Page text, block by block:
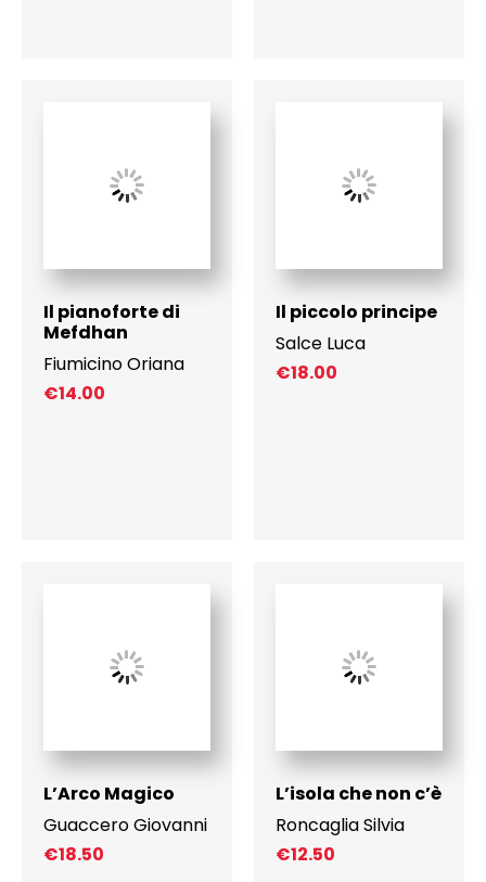
Il pianoforte di
Mefdhan
Fiumicino Oriana
€14.00
Il piccolo principe
Salce Luca
€18.00
L’Arco Magico
Guaccero Giovanni
€18.50
L’isola che non c’è
Roncaglia Silvia
€12.50